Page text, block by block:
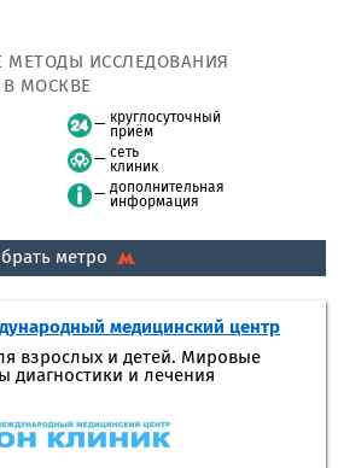
МЕТОДЫ ИССЛЕДОВАНИЯ
МОСКВЕ
круглосуточный
приём
сеть
клиник
дополнительная
информация
метро
медицинский центр
взрослых и детей. Мировые
диагностики и лечения